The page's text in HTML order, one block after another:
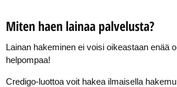
Miten haen lainaa palvelusta?
Lainan hakeminen ei voisi oikeastaan enää
helpompaa!
Credigo-luottoa voit hakea ilmaisella